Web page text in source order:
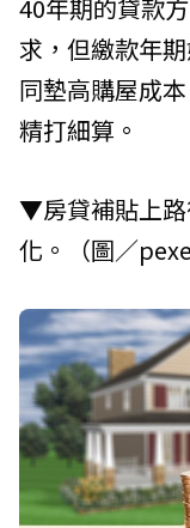
40年期的貸款
求，但繳款年
同墊高購屋成
精打細算。
▼房貸補貼上路
化。（圖／